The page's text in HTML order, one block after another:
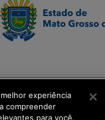
experiência
compreender
para você.